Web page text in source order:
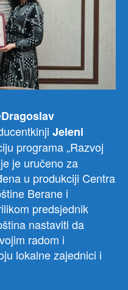
Dragoslav
Jeleni
programa „Razvoj
je uručeno za
u produkciji Centra
Berane i
predsjednik
nastaviti da
radom i
lokalne zajednici i